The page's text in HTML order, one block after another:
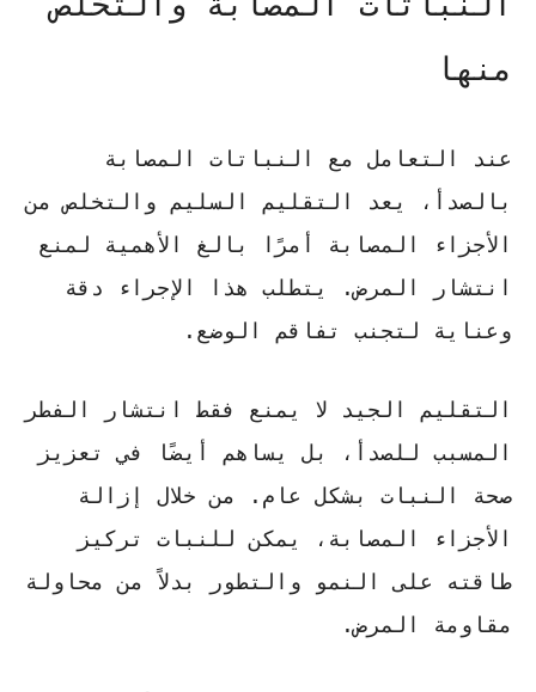
منها
عند التعامل مع النباتات المصابة
بالصدأ، يعد التقليم السليم والتخلص من
الأجزاء المصابة أمرًا بالغ الأهمية لمنع
انتشار المرض. يتطلب هذا الإجراء دقة
وعناية لتجنب تفاقم الوضع.
التقليم الجيد لا يمنع فقط انتشار الفطر
المسبب للصدأ، بل يساهم أيضًا في تعزيز
صحة النبات بشكل عام. من خلال إزالة
الأجزاء المصابة، يمكن للنبات تركيز
طاقته على النمو والتطور بدلاً من محاولة
مقاومة المرض.